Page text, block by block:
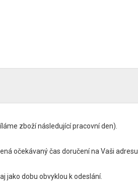
zboží následující pracovní den).
očekávaný čas doručení na Vaši adresu.
jako dobu obvyklou k odeslání.